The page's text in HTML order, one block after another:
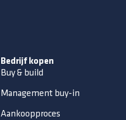
Bedrijf kopen
Buy & build
Management buy-in
Aankoopproces